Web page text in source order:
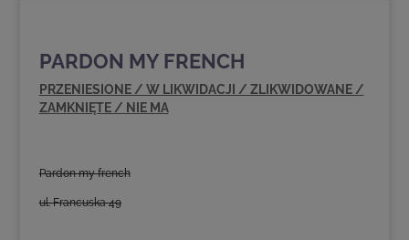
PARDON MY FRENCH
PRZENIESIONE / W LIKWIDACJI / ZLIKWIDOWANE /
ZAMKNIĘTE / NIE MA
Pardon my french
ul. Francuska 49